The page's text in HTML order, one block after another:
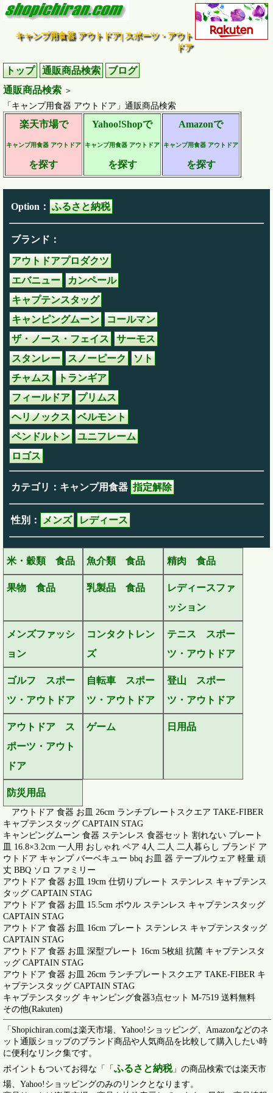
キャンプ用食器 アウトドア| スポーツ・アウト
ドア
トップ 通販商品検索
ブログ
通販商品検索 ＞
「キャンプ用食器 アウトドア」通販商品検索
楽天市場で
キャンプ用食器 アウトドア
を探す
Yahoo!Shopで
キャンプ用食器 アウトドア
を探す
Amazonで
キャンプ用食器 アウトドア
を探す
Option： ふるさと納税
ブランド：
アウトドアプロダクツ
エバニュー
カンペール
キャプテンスタッグ
キャンピングムーン
コールマン
ザ・ノース・フェイス
サーモス
スタンレー
スノーピーク
ソト
チャムス
トランギア
フィールドア
プリムス
ヘリノックス
ベルモント
ペンドルトン
ユニフレーム
ロゴス
カテゴリ：キャンプ用食器 指定解除
性別： メンズ レディース
米・穀類 食品 魚介類 食品 精肉 食品
果物 食品 乳製品 食品
レディースファ
ッション
メンズファッシ
ョン
コンタクトレン
ズ
テニス スポー
ツ・アウトドア
ゴルフ スポー
ツ・アウトドア
自転車 スポー
ツ・アウトドア
登山 スポー
ツ・アウトドア
アウトドア ス
ポーツ・アウト
ドア
ゲーム 日用品
防災用品
アウトドア 食器 お皿 26cm ランチプレートスクエア TAKE-FIBER
キャプテンスタッグ CAPTAIN STAG
キャンピングムーン 食器 ステンレス 食器セット 割れない プレート
皿 16.8×3.2cm 一人用 おしゃれ ペア 4人 二人 二人暮らし ブランド ア
ウトドア キャンプ バーベキュー bbq お皿 器 テーブルウェア 軽量 頑
丈 BBQ ソロ ファミリー
アウトドア 食器 お皿 19cm 仕切りプレート ステンレス キャプテンス
タッグ CAPTAIN STAG
アウトドア 食器 お皿 15.5cm ボウル ステンレス キャプテンスタッグ
CAPTAIN STAG
アウトドア 食器 お皿 16cm プレート ステンレス キャプテンスタッグ
CAPTAIN STAG
アウトドア 食器 お皿 深型プレート 16cm 5枚組 抗菌 キャプテンスタ
ッグ CAPTAIN STAG
アウトドア 食器 お皿 26cm ランチプレートスクエア TAKE-FIBER キ
ャプテンスタッグ CAPTAIN STAG
キャプテンスタッグ キャンピング食器3点セット M-7519 送料無料
その他(Rakuten)
「Shopichiran.comは楽天市場、Yahoo!ショッピング、Amazonなどのネ
ット通販ショップのブランド商品や人気商品を比較して購入したい時
に便利なリンク集です。
ポイントもついてお得な「「 ふるさと納税」の商品検索では楽天市
場、Yahoo!ショッピングのみのリンクとなります。